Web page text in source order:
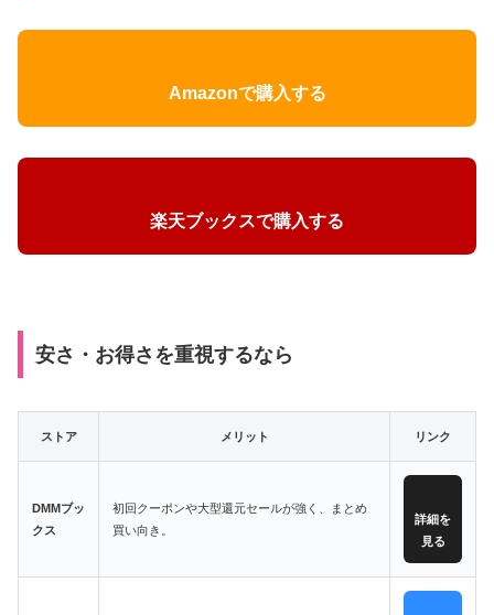
Amazonで購入する
楽天ブックスで購入する
安さ・お得さを重視するなら
ストア メリット リンク
DMMブッ
クス
初回クーポンや大型還元セールが強く、まとめ
買い向き。
詳細を
見る